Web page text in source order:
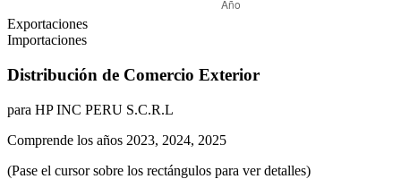
Exportaciones
Importaciones
Distribución de Comercio Exterior
para HP INC PERU S.C.R.L
Comprende los años 2023, 2024, 2025
(Pase el cursor sobre los rectángulos para ver detalles)